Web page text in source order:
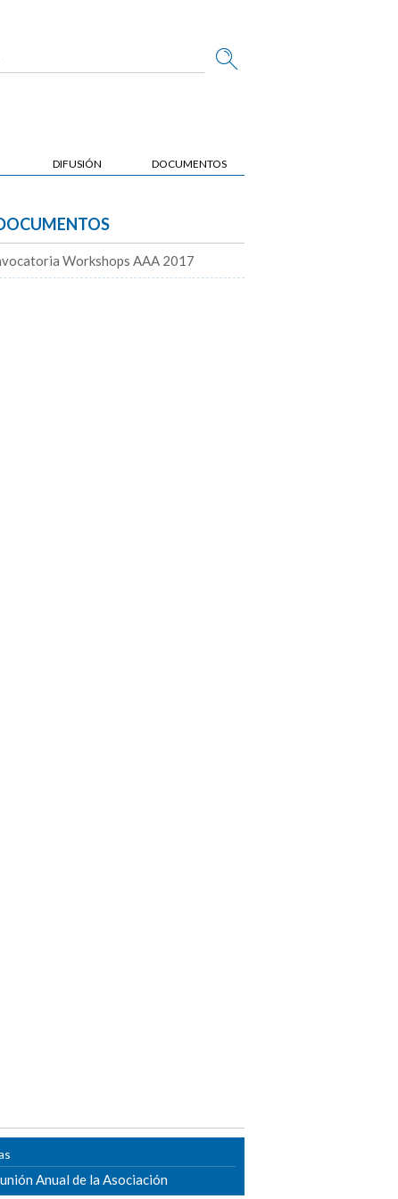
DIFUSIÓN DOCUMENTOS
Workshops AAA 2017
Anual de la Asociación